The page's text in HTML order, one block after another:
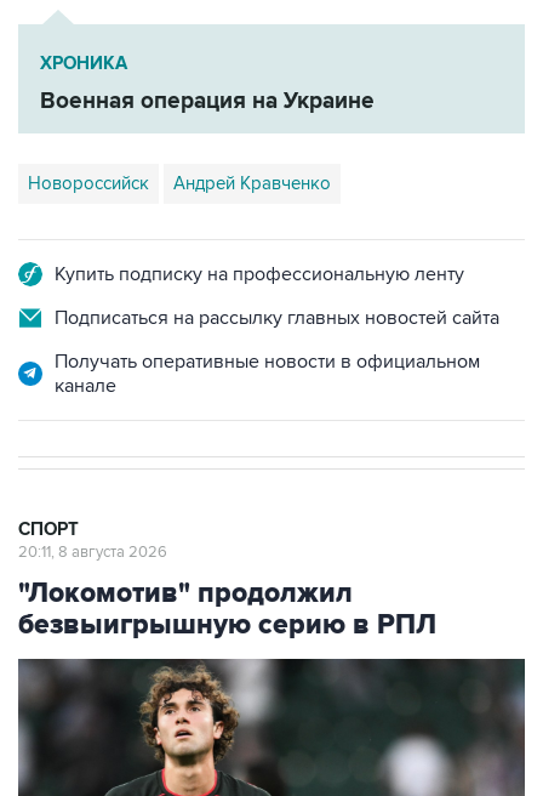
ХРОНИКА
Военная операция на Украине
Новороссийск Андрей Кравченко
Купить подписку на профессиональную ленту
Подписаться на рассылку главных новостей сайта
Получать оперативные новости в официальном
канале
СПОРТ
20:11, 8 августа 2026
"Локомотив" продолжил
безвыигрышную серию в РПЛ